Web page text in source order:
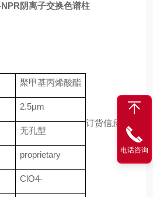
阴离子交换色谱柱
聚甲基丙烯酸酯
2.5μm
无孔型
proprietary
ClO4-
订货信息
电话咨询